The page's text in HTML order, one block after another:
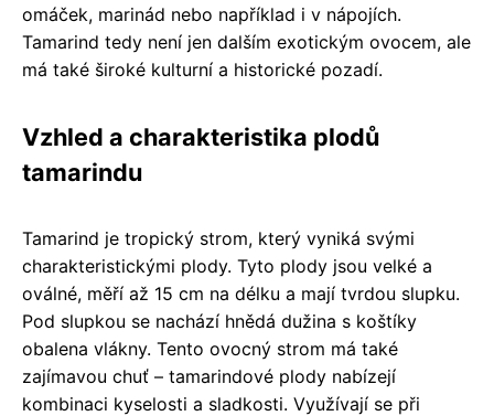
omáček, marinád nebo například i v nápojích.
Tamarind tedy není jen dalším exotickým ovocem, ale
má také široké kulturní a historické pozadí.
Vzhled a charakteristika plodů
tamarindu
Tamarind je tropický strom, který vyniká svými
charakteristickými plody. Tyto plody jsou velké a
oválné, měří až 15 cm na délku a mají tvrdou slupku.
Pod slupkou se nachází hnědá dužina s koštíky
obalena vlákny. Tento ovocný strom má také
zajímavou chuť – tamarindové plody nabízejí
kombinaci kyselosti a sladkosti. Využívají se při